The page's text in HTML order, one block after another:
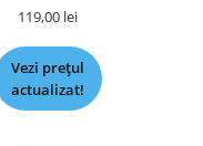
119,00 lei
Vezi prețul
actualizat!